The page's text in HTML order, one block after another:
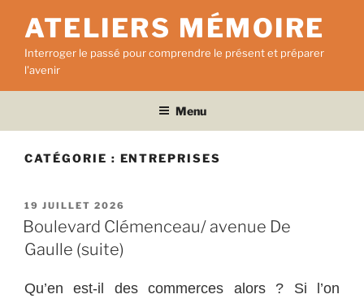
contenu
principal
ATELIERS MÉMOIRE
Interroger le passé pour comprendre le présent et préparer
l'avenir
Menu
CATÉGORIE : ENTREPRISES
PUBLIÉ
LE
19 JUILLET 2026
Boulevard Clémenceau/ avenue De
Gaulle (suite)
Qu’en est-il des commerces alors ? Si l’on